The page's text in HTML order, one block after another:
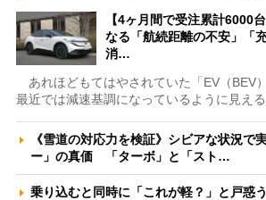
【4ヶ月間で受注累計6000
なる「航続距離の不安」「
消…
あれほどもてはやされていた「EV（BEV
最近では減速基調になっているように見え
《雪道の対応力を検証》シビアな状況で
ー」の真価 「ターボ」と「スト…
乗り込むと同時に「これが軽？」と戸惑